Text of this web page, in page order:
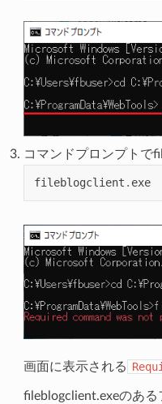
コマンドプロンプトで
fileblogclient . exe
画面に表示される
fileblogclient.exeのある